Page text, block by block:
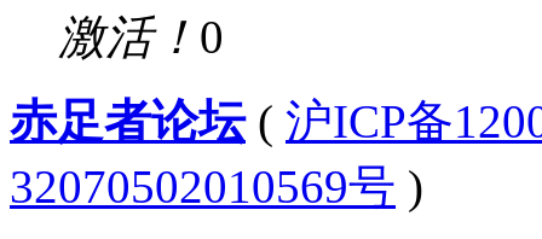
激活！ 0
赤足者论坛( 沪ICP备
32070502010569号 )